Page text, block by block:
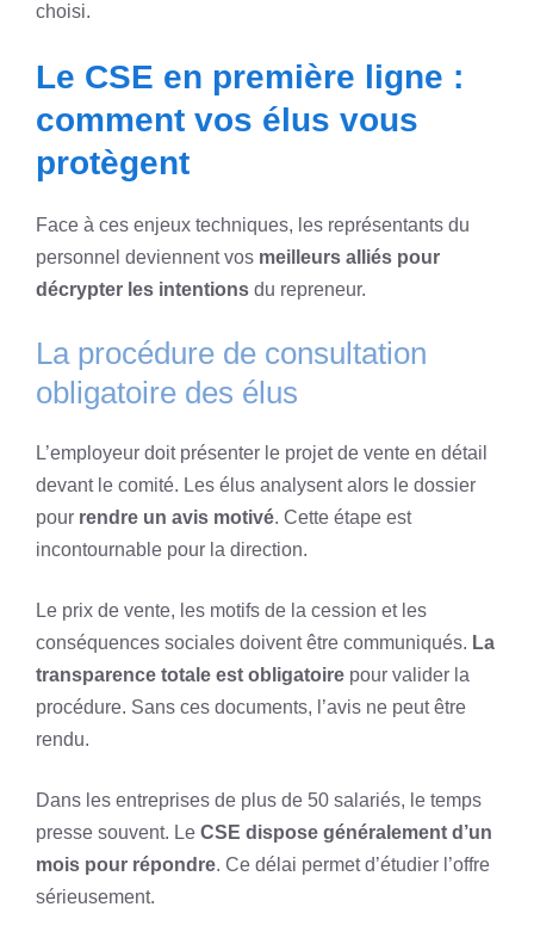
choisi.
Le CSE en première ligne :
comment vos élus vous
protègent
Face à ces enjeux techniques, les représentants du
personnel deviennent vos meilleurs alliés pour
décrypter les intentions du repreneur.
La procédure de consultation
obligatoire des élus
L’employeur doit présenter le projet de vente en détail
devant le comité. Les élus analysent alors le dossier
pour rendre un avis motivé. Cette étape est
incontournable pour la direction.
Le prix de vente, les motifs de la cession et les
conséquences sociales doivent être communiqués. La
transparence totale est obligatoire pour valider la
procédure. Sans ces documents, l’avis ne peut être
rendu.
Dans les entreprises de plus de 50 salariés, le temps
presse souvent. Le CSE dispose généralement d’un
mois pour répondre. Ce délai permet d’étudier l’offre
sérieusement.